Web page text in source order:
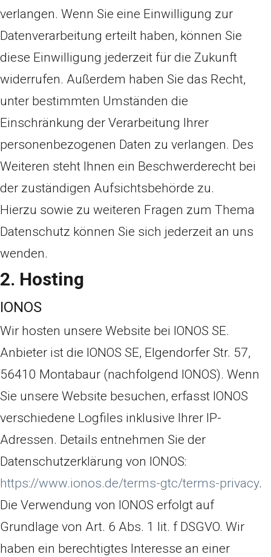
verlangen. Wenn Sie eine Einwilligung zur
Datenverarbeitung erteilt haben, können Sie
diese Einwilligung jederzeit für die Zukunft
widerrufen. Außerdem haben Sie das Recht,
unter bestimmten Umständen die
Einschränkung der Verarbeitung Ihrer
personenbezogenen Daten zu verlangen. Des
Weiteren steht Ihnen ein Beschwerderecht bei
der zuständigen Aufsichtsbehörde zu.
Hierzu sowie zu weiteren Fragen zum Thema
Datenschutz können Sie sich jederzeit an uns
wenden.
2. Hosting
IONOS
Wir hosten unsere Website bei IONOS SE.
Anbieter ist die IONOS SE, Elgendorfer Str. 57,
56410 Montabaur (nachfolgend IONOS). Wenn
Sie unsere Website besuchen, erfasst IONOS
verschiedene Logfiles inklusive Ihrer IP-
Adressen. Details entnehmen Sie der
Datenschutzerklärung von IONOS:
https://www.ionos.de/terms-gtc/terms-privacy.
Die Verwendung von IONOS erfolgt auf
Grundlage von Art. 6 Abs. 1 lit. f DSGVO. Wir
haben ein berechtigtes Interesse an einer